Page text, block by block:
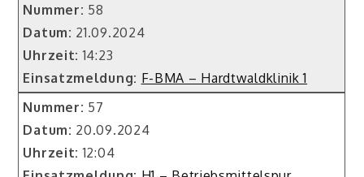
Nummer: 58
Datum: 21.09.2024
Uhrzeit: 14:23
Einsatzmeldung: F-BMA – Hardtwaldklinik 1
Nummer: 57
Datum: 20.09.2024
Uhrzeit: 12:04